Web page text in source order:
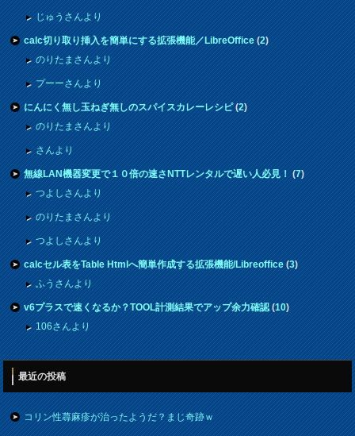
じゅうさんより
calc切り取り挿入を簡単にする拡張機能／LibreOffice(2)
のりたまさんより
プーーさんより
にんにく無し玉ねぎ無しのスパイスカレーレシピ(2)
のりたまさんより
さんより
無線LAN機器変更で１０倍の速さNTTレンタルで遅い人必見！(7)
つよしさんより
のりたまさんより
つよしさんより
calcセル表をTable Htmlへ簡単作成する拡張機能/Libreoffice(3)
ふうさんより
v6プラスで速くなるか？TOOL計測結果でアップ余力確認(10)
106さんより
最近の投稿
コリン性蕁麻疹が治ったようだ？まじ奇跡ｗ